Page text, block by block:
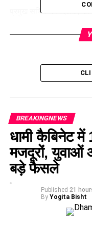
प्रमुख सचिव ने निदेशक,
लिए सूचना भेजी जाये।
योजना संबंधी जानकारी एवं
चौहान, निदेशक ट्रेज़री
प्रतिनिधि उपस्थित थे।
RELATED TOPICS:
UP NEXT
गंगा में बहने वाला शख्स
दीपक हुड्डा, जानिए क्या
BREAKINGNEWS
धामी कैबिनेट में
मजदूरों, युवाओं
बड़े फैसले
Published 21
By Yogita Bisht